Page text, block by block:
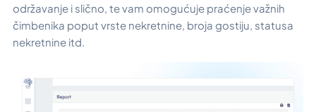
održavanje i slično, te vam omogućuje praćenje važnih
čimbenika poput vrste nekretnine, broja gostiju, statusa
nekretnine itd.